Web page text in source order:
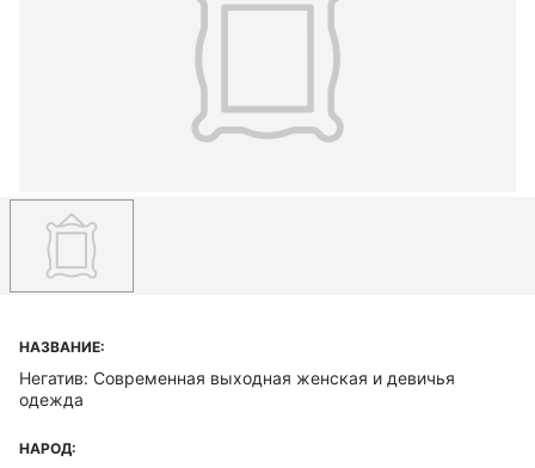
НАЗВАНИЕ:
Негатив: Современная выходная женская и девичья
одежда
НАРОД: